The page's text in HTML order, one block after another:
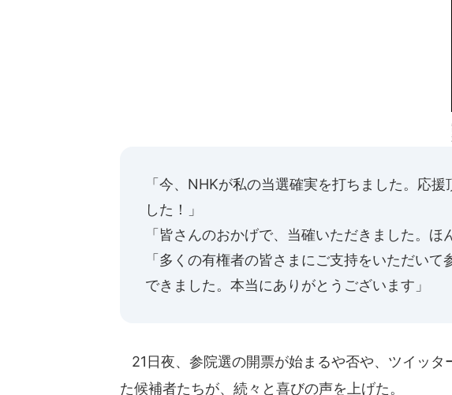
「今、NHKが私の当選確実を打ちました。応
した！」
「皆さんのおかげで、当確いただきました。ほ
「多くの有権者の皆さまにご支持をいただい
できました。本当にありがとうございます」
21日夜、参院選の開票が始まるや否や、ツイッタ
た候補者たちが、続々と喜びの声を上げた。